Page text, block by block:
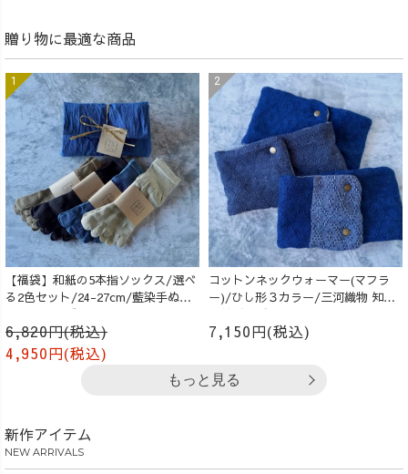
贈り物に最適な商品
【福袋】和紙の5本指ソックス/選べ
る2色セット/24-27cm/藍染手ぬぐ
いラッピング付
6,820円(税込)
4,950円(税込)
コットンネックウォーマー(マフラ
ー)/ひし形３カラー/三河織物 知多
木綿ガーゼ
7,150円(税込)
もっと見る
新作アイテム
NEW ARRIVALS